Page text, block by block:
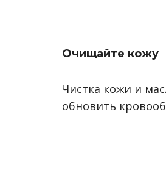
Очищайте кожу
Чистка кожи и
обновить